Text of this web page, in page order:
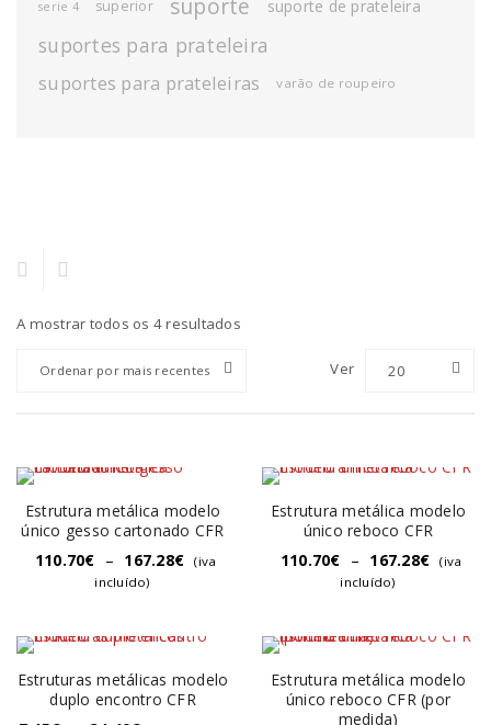
serie 4 superior suporte suporte de prateleira
suportes para prateleira
suportes para prateleiras varão de roupeiro
A mostrar todos os 4 resultados
Ordenar por mais recentes Ver 20
Estrutura metálica modelo
único gesso cartonado CFR
110.70€ – 167.28€
(iva
incluído)
Estrutura metálica modelo
único reboco CFR
110.70€ – 167.28€
(iva
incluído)
Estruturas metálicas modelo
duplo encontro CFR
Estrutura metálica modelo
único reboco CFR (por
medida)